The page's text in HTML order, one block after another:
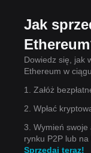
Jak
Dowiedz się, jak
Ethereum w
1. Załóż
2. Wpłać
3. Wymień swoje
rynku P2P lub na
Sprzedaj teraz!